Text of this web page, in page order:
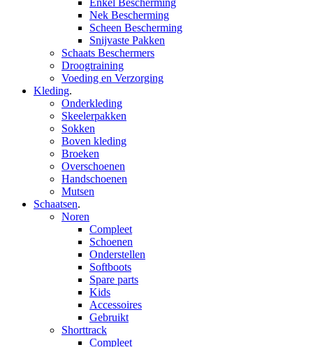
Nek Bescherming
Scheen Bescherming
Snijvaste Pakken
Schaats Beschermers
Droogtraining
Voeding en Verzorging
Kleding.
Onderkleding
Skeelerpakken
Sokken
Boven kleding
Broeken
Overschoenen
Handschoenen
Mutsen
Schaatsen.
Noren
Compleet
Schoenen
Onderstellen
Softboots
Spare parts
Kids
Accessoires
Gebruikt
Shorttrack
Compleet